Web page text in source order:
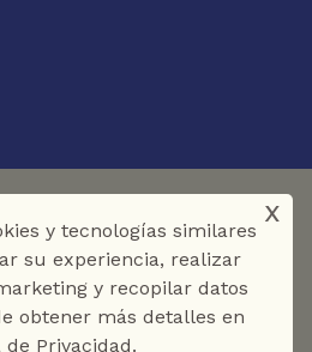
y tecnologías similares
su experiencia, realizar
y recopilar datos
obtener más detalles en
Privacidad.
x